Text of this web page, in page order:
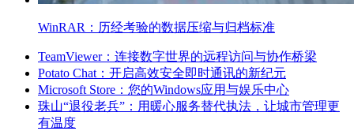
WinRAR：历经考验的数据压缩与归档标准
TeamViewer：连接数字世界的远程访问与协作桥梁
Potato Chat：开启高效安全即时通讯的新纪元
Microsoft Store：您的Windows应用与娱乐中心
珠山“退役老兵”：用暖心服务替代执法，让城市管理更
有温度